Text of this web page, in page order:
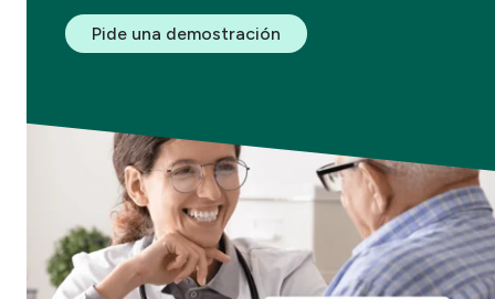
Pide una demostración